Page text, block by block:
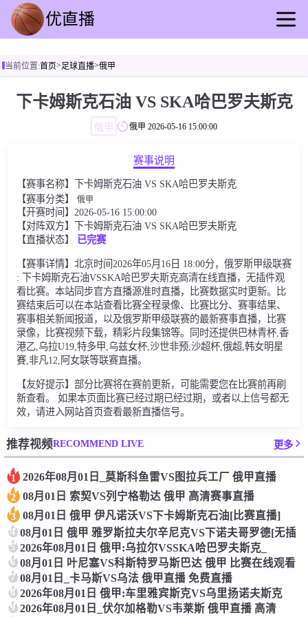
足球直播
篮球直播
足球录播
其他转播
当前位置:首页>足球直播>俄甲
下卡姆斯克石油 VS SKA哈巴罗夫斯克
俄甲 俄甲 2026-05-16 15:00:00
赛事说明
【赛事名称】下卡姆斯克石油 VS SKA哈巴罗夫斯克
【赛事分类】 俄甲
【开赛时间】2026-05-16 15:00:00
【对阵双方】下卡姆斯克石油 VS SKA哈巴罗夫斯克
【直播状态】
已完赛
【赛事详情】北京时间2026年05月16日 18:00分，俄罗斯甲级联赛
: 下卡姆斯克石油VSSKA哈巴罗夫斯克高清在线直播，无插件观
看比赛。本站同步官方直播源准时直播，比赛数据实时更新。比
赛结束后可以在本站查看比赛全程录像、比赛比分、赛事结果、
赛事相关新闻报道，以及俄罗斯甲级联赛的最新赛事直播，比赛
录像，比赛视频下载，精彩片段集锦等。同时还提供巴林青杯,香
港乙,乌拉U19,特多甲,乌兹女杯,沙世非预,沙超杯,俄超,韩女明星
賽,非凡12,阿女联等联赛直播。
【友好提示】部分比赛将在赛前更新，可能需要您在比赛前再刷
新查看。 如果本页面比赛已经过期已经过期，或者以上信号都无
效，请进入网站首页查看最新直播信号。
推荐视频RECOMMEND LIVE 更多
1 2026年08月01日_莫斯科鱼雷VS图拉兵工厂 俄甲直播
2 08月01日 索契VS列宁格勒达 俄甲 高清赛事直播
3 08月01日 俄甲 伊凡诺沃VS下卡姆斯克石油[比赛直播]
4 08月01日 俄甲 雅罗斯拉夫尔辛尼克VS下诺夫哥罗德[无插
5 2026年08月01日 俄甲:乌拉尔VSSKA哈巴罗夫斯克_
6 08月01日 叶尼塞VS科斯特罗马斯巴达 俄甲 比赛在线观看
7 08月01日_卡马斯VS乌法 俄甲直播 免费直播
8 2026年08月01日 俄甲:车里雅宾斯克VS乌里扬诺夫斯克
9 2026年08月01日_伏尔加格勒VS韦莱斯 俄甲直播 高清